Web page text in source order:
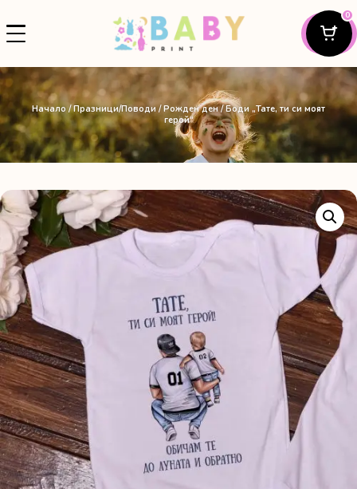
0
Начало /Празници/Поводи /Рожден ден/ Боди „Тате, ти си моят
герой“